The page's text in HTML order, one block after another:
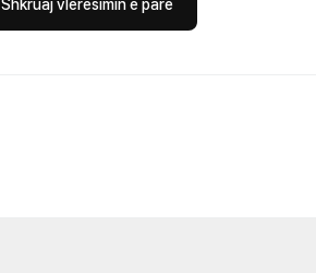
Shkruaj vlerësimin e parë